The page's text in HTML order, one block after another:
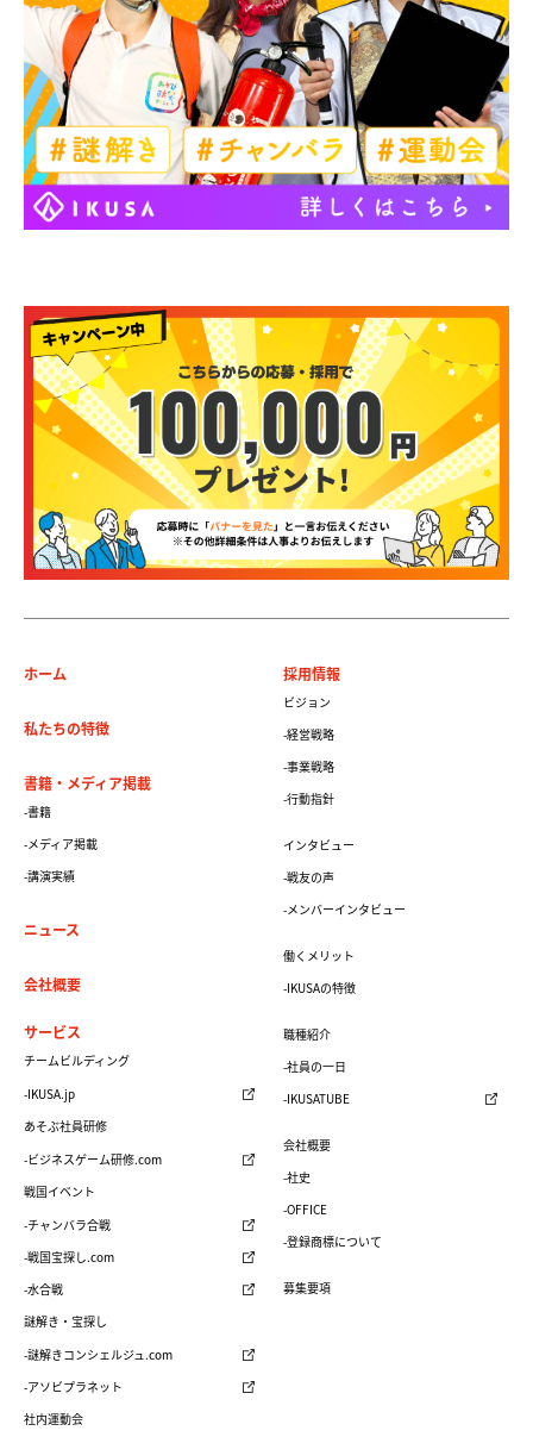
ホーム
私たちの特徴
書籍・メディア掲載
-書籍
-メディア掲載
-講演実績
ニュース
会社概要
サービス
チームビルディング
-IKUSA.jp
あそぶ社員研修
-ビジネスゲーム研修.com
戦国イベント
-チャンバラ合戦
-戦国宝探し.com
-水合戦
謎解き・宝探し
-謎解きコンシェルジュ.com
-アソビプラネット
社内運動会
採用情報
ビジョン
-経営戦略
-事業戦略
-行動指針
インタビュー
-戦友の声
-メンバーインタビュー
働くメリット
-IKUSAの特徴
職種紹介
-社員の一日
-IKUSATUBE
会社概要
-社史
-OFFICE
-登録商標について
募集要項